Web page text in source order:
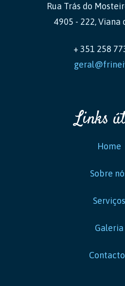
Rua Trás do
4905 - 222, Viana
+ 351 258
Links
Home
Sobre
Serviços
Galeria